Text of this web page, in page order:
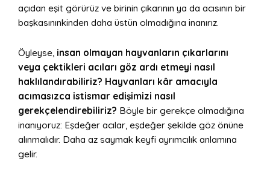
açıdan eşit görürüz ve birinin çıkarının ya da acısının bir
başkasınınkinden daha üstün olmadığına inanırız.
Öyleyse, insan olmayan hayvanların çıkarlarını
veya çektikleri acıları göz ardı etmeyi nasıl
haklılandırabiliriz? Hayvanları kâr amacıyla
acımasızca istismar edişimizi nasıl
gerekçelendirebiliriz? Böyle bir gerekçe olmadığına
inanıyoruz: Eşdeğer acılar, eşdeğer şekilde göz önüne
alınmalıdır. Daha az saymak keyfi ayrımcılık anlamına
gelir.